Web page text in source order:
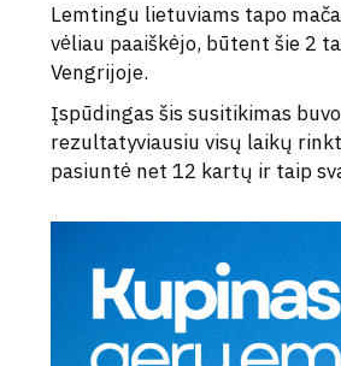
Lemtingu lietuviams tapo
vėliau paaiškėjo, būtent šie 2
Vengrijoje.
Įspūdingas šis susitikimas
rezultatyviausiu visų laikų
pasiuntė net 12 kartų ir taip